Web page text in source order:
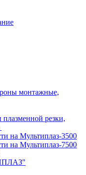
монтажные,
резки,
на Мультиплаз-3500
на Мультиплаз-7500